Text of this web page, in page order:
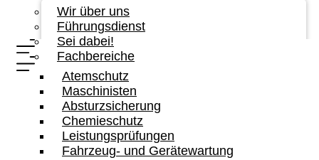
Wir über uns
Führungsdienst
Sei dabei!
Fachbereiche
Atemschutz
Maschinisten
Absturzsicherung
Chemieschutz
Leistungsprüfungen
Fahrzeug- und Gerätewartung